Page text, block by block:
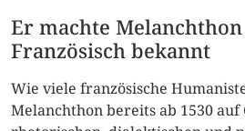
Er machte
Französisch bekannt
Wie viele französische
Melanchthon bereits ab 1530